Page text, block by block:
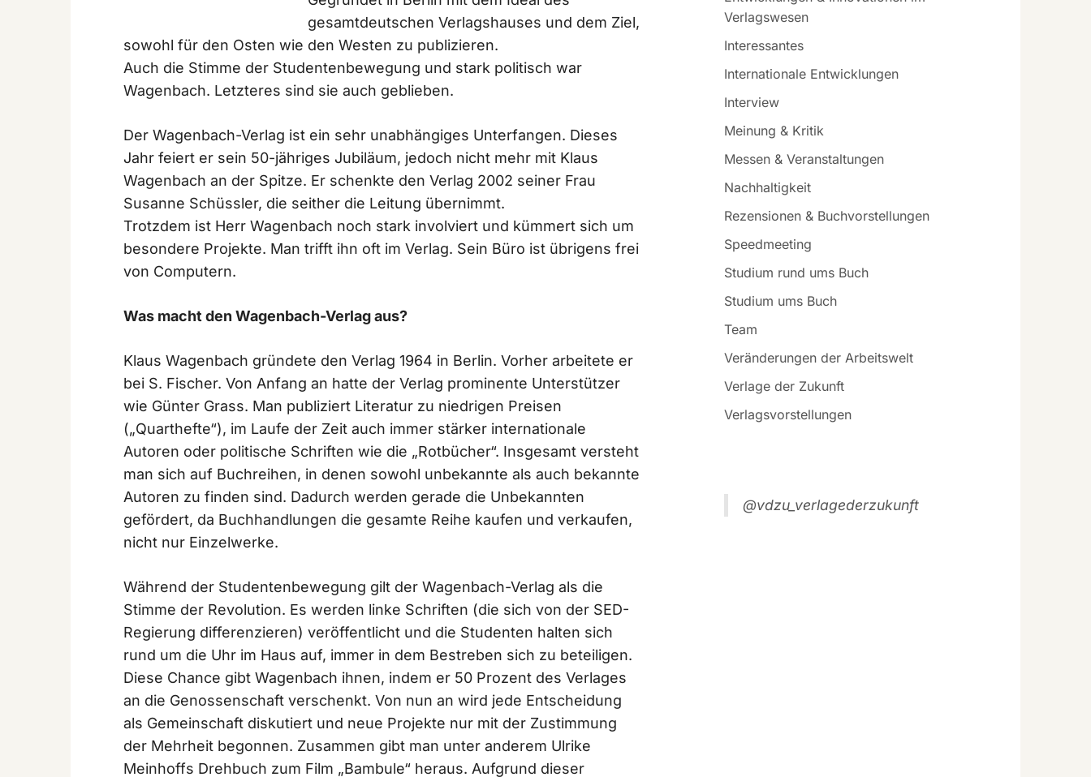
gesamtdeutschen Verlagshauses und dem Ziel,
sowohl für den Osten wie den Westen zu publizieren.
Auch die Stimme der Studentenbewegung und stark politisch war
Wagenbach. Letzteres sind sie auch geblieben.
Der Wagenbach-Verlag ist ein sehr unabhängiges Unterfangen. Dieses
Jahr feiert er sein 50-jähriges Jubiläum, jedoch nicht mehr mit Klaus
Wagenbach an der Spitze. Er schenkte den Verlag 2002 seiner Frau
Susanne Schüssler, die seither die Leitung übernimmt.
Trotzdem ist Herr Wagenbach noch stark involviert und kümmert sich um
besondere Projekte. Man trifft ihn oft im Verlag. Sein Büro ist übrigens frei
von Computern.
Was macht den Wagenbach-Verlag aus?
Klaus Wagenbach gründete den Verlag 1964 in Berlin. Vorher arbeitete er
bei S. Fischer. Von Anfang an hatte der Verlag prominente Unterstützer
wie Günter Grass. Man publiziert Literatur zu niedrigen Preisen
(„Quarthefte“), im Laufe der Zeit auch immer stärker internationale
Autoren oder politische Schriften wie die „Rotbücher“. Insgesamt versteht
man sich auf Buchreihen, in denen sowohl unbekannte als auch bekannte
Autoren zu finden sind. Dadurch werden gerade die Unbekannten
gefördert, da Buchhandlungen die gesamte Reihe kaufen und verkaufen,
nicht nur Einzelwerke.
Während der Studentenbewegung gilt der Wagenbach-Verlag als die
Stimme der Revolution. Es werden linke Schriften (die sich von der SED-
Regierung differenzieren) veröffentlicht und die Studenten halten sich
rund um die Uhr im Haus auf, immer in dem Bestreben sich zu beteiligen.
Diese Chance gibt Wagenbach ihnen, indem er 50 Prozent des Verlages
an die Genossenschaft verschenkt. Von nun an wird jede Entscheidung
als Gemeinschaft diskutiert und neue Projekte nur mit der Zustimmung
der Mehrheit begonnen. Zusammen gibt man unter anderem Ulrike
Meinhoffs Drehbuch zum Film „Bambule“ heraus. Aufgrund dieser
Verlagswesen
Interessantes
Internationale Entwicklungen
Interview
Meinung & Kritik
Messen & Veranstaltungen
Nachhaltigkeit
Rezensionen & Buchvorstellungen
Speedmeeting
Studium rund ums Buch
Studium ums Buch
Team
Veränderungen der Arbeitswelt
Verlage der Zukunft
Verlagsvorstellungen
@vdzu_verlagederzukunft